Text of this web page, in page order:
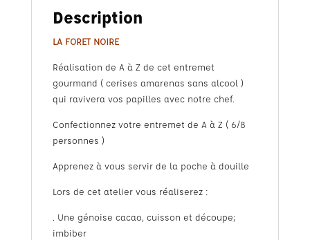
Description
LA FORET NOIRE
Réalisation de A à Z de cet entremet
gourmand ( cerises amarenas sans alcool )
qui ravivera vos papilles avec notre chef.
Confectionnez votre entremet de A à Z ( 6/8
personnes )
Apprenez à vous servir de la poche à douille
Lors de cet atelier vous réaliserez :
. Une génoise cacao, cuisson et découpe;
imbiber